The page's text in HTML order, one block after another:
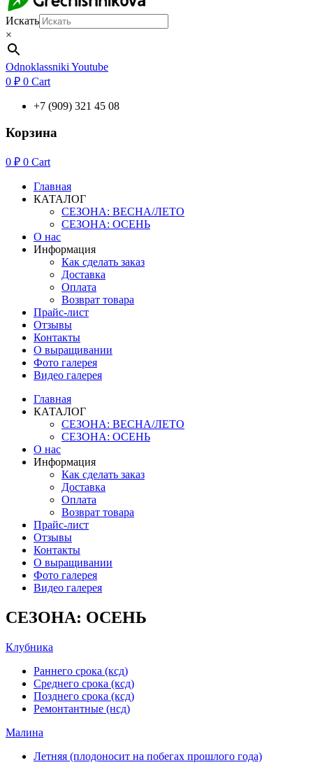
Искать
×
Odnoklassniki Youtube
0 ₽ 0 Cart
+7 (909) 321 45 08
Корзина
0 ₽ 0 Cart
Главная
КАТАЛОГ
СЕЗОНА: ВЕСНА/ЛЕТО
СЕЗОНА: ОСЕНЬ
О нас
Информация
Как сделать заказ
Доставка
Оплата
Возврат товара
Прайс-лист
Отзывы
Контакты
О выращивании
Фото галерея
Видео галерея
Главная
КАТАЛОГ
СЕЗОНА: ВЕСНА/ЛЕТО
СЕЗОНА: ОСЕНЬ
О нас
Информация
Как сделать заказ
Доставка
Оплата
Возврат товара
Прайс-лист
Отзывы
Контакты
О выращивании
Фото галерея
Видео галерея
СЕЗОНА: ОСЕНЬ
Клубника
Раннего срока (ксд)
Среднего срока (ксд)
Позднего срока (ксд)
Ремонтантные (нсд)
Малина
Летняя (плодоносит на побегах прошлого года)